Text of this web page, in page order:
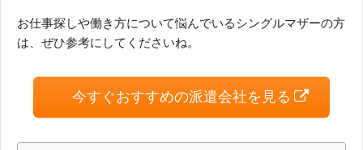
お仕事探しや働き方について悩んでいるシングルマザーの方
は、ぜひ参考にしてくださいね。
今すぐおすすめの派遣会社を見る